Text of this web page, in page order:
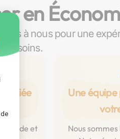
en
à nous pour une
besoins.
fluide et
Une
Nous